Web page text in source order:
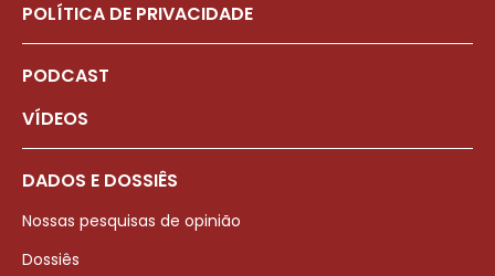
POLÍTICA DE PRIVACIDADE
PODCAST
VÍDEOS
DADOS E DOSSIÊS
Nossas pesquisas de opinião
Dossiês